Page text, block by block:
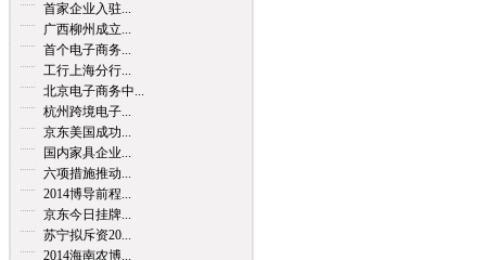
首家企业入驻...
广西柳州成立...
首个电子商务...
工行上海分行...
北京电子商务中...
杭州跨境电子...
京东美国成功...
国内家具企业...
六项措施推动...
2014博导前程...
京东今日挂牌...
苏宁拟斥资20...
2014海南农博...